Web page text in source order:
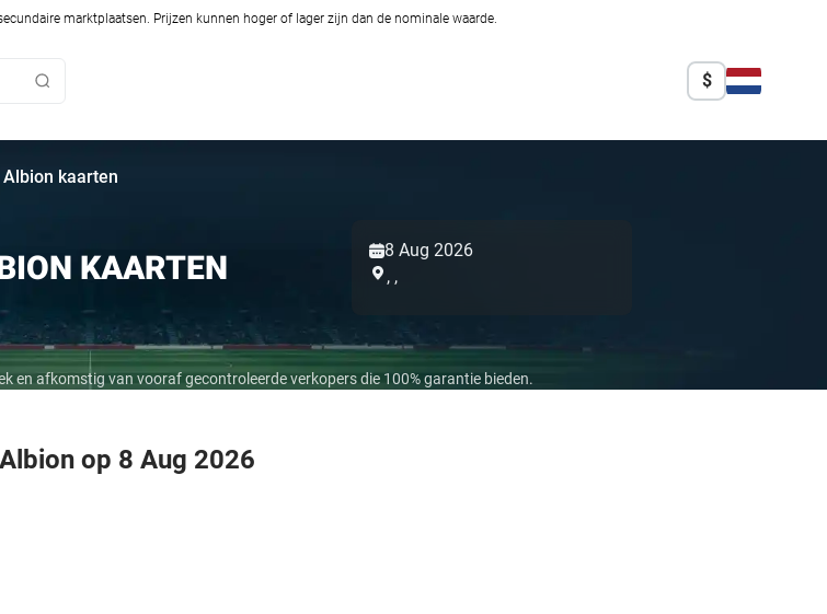
marktplaatsen. Prijzen kunnen hoger of lager zijn dan de nominale waarde.
$
kaarten
KAARTEN
8 Aug 2026
, ,
en afkomstig van vooraf gecontroleerde verkopers die 100% garantie bieden.
op 8 Aug 2026